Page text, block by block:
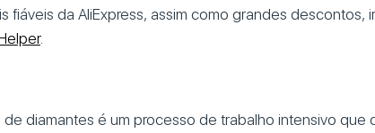
fiáveis da AliExpress, assim como grandes descontos,
.
diamantes é um processo de trabalho intensivo que